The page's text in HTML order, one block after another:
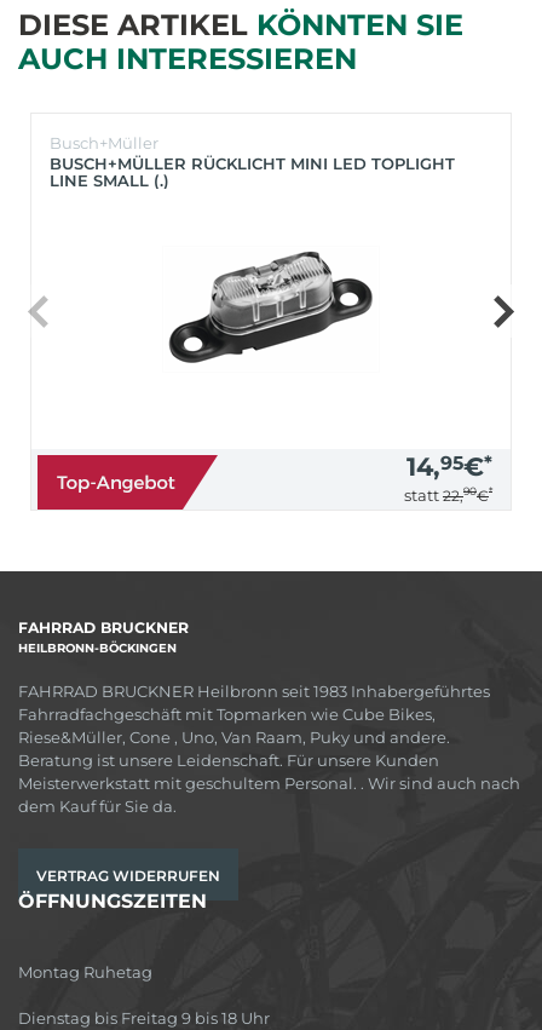
DIESE ARTIKEL KÖNNTEN SIE
AUCH INTERESSIEREN
Busch+Müller
BUSCH+MÜLLER RÜCKLICHT MINI LED TOPLIGHT
LINE SMALL (.)
14,95€*
statt 22,90€*
FAHRRAD BRUCKNER
HEILBRONN-BÖCKINGEN
FAHRRAD BRUCKNER Heilbronn seit 1983 Inhabergeführtes
Fahrradfachgeschäft mit Topmarken wie Cube Bikes,
Riese&Müller, Cone , Uno, Van Raam, Puky und andere.
Beratung ist unsere Leidenschaft. Für unsere Kunden
Meisterwerkstatt mit geschultem Personal. . Wir sind auch nach
dem Kauf für Sie da.
VERTRAG WIDERRUFEN
ÖFFNUNGSZEITEN
Montag Ruhetag
Dienstag bis Freitag 9 bis 18 Uhr